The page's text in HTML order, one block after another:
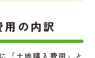
の内訳
「土地購入費用」と